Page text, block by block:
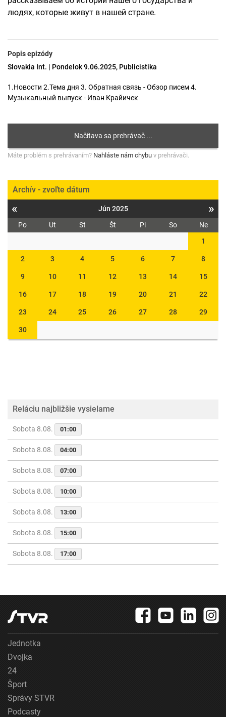
людях, которые живут в нашей стране.
Popis epizódy
Slovakia Int. | Pondelok 9.06.2025, Publicistika
1.Новости 2.Тема дня 3. Обратная связь - Обзор писем 4.
Музыкальный выпуск - Иван Крайичек
Máte problém s prehrávaním? Nahláste nám chybu v prehrávači.
Archív - zvoľte dátum
« Jún 2025 »
Po Ut St Št Pi So
Ne
1
2 3 4 5 6 7 8
9 10 11 12 13 14 15
16 17 18 19 20 21 22
23 24 25 26 27 28 29
30
Reláciu najbližšie vysielame
Sobota 8.08. 01:00
Sobota 8.08. 04:00
Sobota 8.08. 07:00
Sobota 8.08. 10:00
Sobota 8.08. 13:00
Sobota 8.08. 15:00
Sobota 8.08. 17:00
Jednotka
Dvojka
24
Šport
Správy STVR
Podcasty